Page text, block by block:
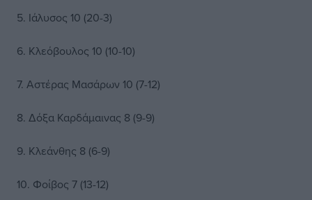
5. Ιάλυσος 10 (20-3)
6. Κλεόβουλος 10 (10-10)
7. Αστέρας Μασάρων 10 (7-12)
8. Δόξα Καρδάμαινας 8 (9-9)
9. Κλεάνθης 8 (6-9)
10. Φοίβος 7 (13-12)